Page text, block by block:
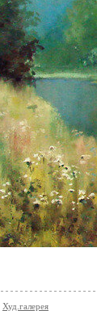
Худ.галерея